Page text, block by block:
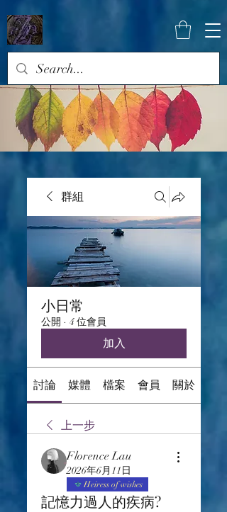
群組
小日常
公開 · 4 位會員
加入
討論 媒體 檔案 會員 關於
上一步
Florence Lau
2026年6月11日
Heiress of wishes
記憶力過人的疾病?